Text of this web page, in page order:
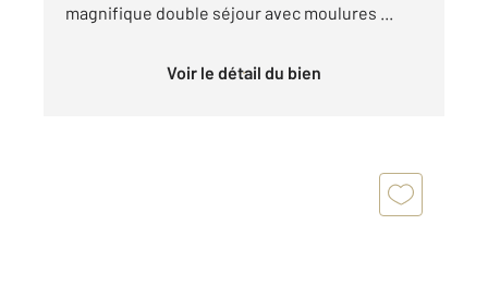
magnifique double séjour avec moulures ...
Voir le détail du bien